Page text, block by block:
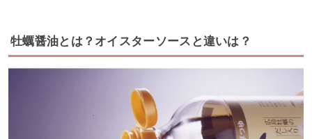
牡蠣醤油とは？オイスターソースと違いは？